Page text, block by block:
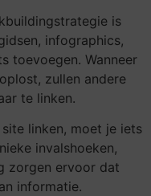
is
infographics,
toevoegen. Wanneer
zullen andere
te linken.
linken, moet je iets
invalshoeken,
zorgen ervoor dat
informatie.